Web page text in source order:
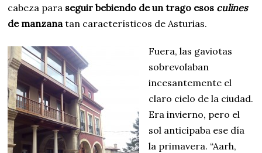
cabeza para seguir bebiendo de un trago esos culines
de manzanatan característicos de Asturias.
Fuera, las gaviotas
sobrevolaban
incesantemente el
claro cielo de la ciudad.
Era invierno, pero el
sol anticipaba ese día
la primavera. “Aarh,